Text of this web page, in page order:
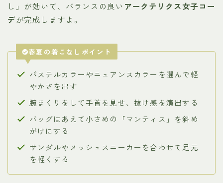
し」が効いて、バランスの良い アークテリクス女子コー
デが完成しますよ。
春夏の着こなしポイント
パステルカラーやニュアンスカラーを選んで軽
やかさを出す
腕まくりをして手首を見せ、抜け感を演出する
バッグはあえて小さめの「マンティス」を斜め
がけにする
サンダルやメッシュスニーカーを合わせて足元
を軽くする